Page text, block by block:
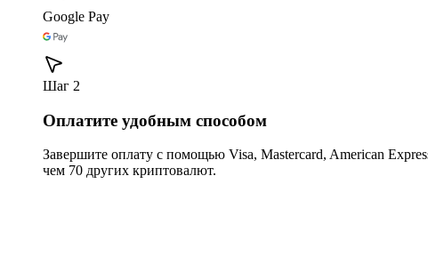
Google Pay
Шаг 2
Оплатите удобным способом
Завершите оплату с помощью Visa, Mastercard, American
чем 70 других криптовалют.